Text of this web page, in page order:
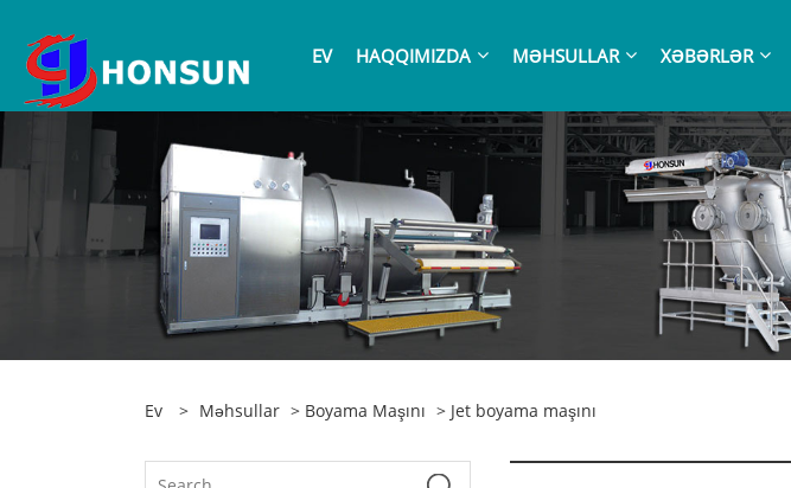
EV HAQQIMIZDA MƏHSULLAR XƏBƏRLƏR
Ev > Məhsullar > Boyama Maşını > Jet boyama maşını